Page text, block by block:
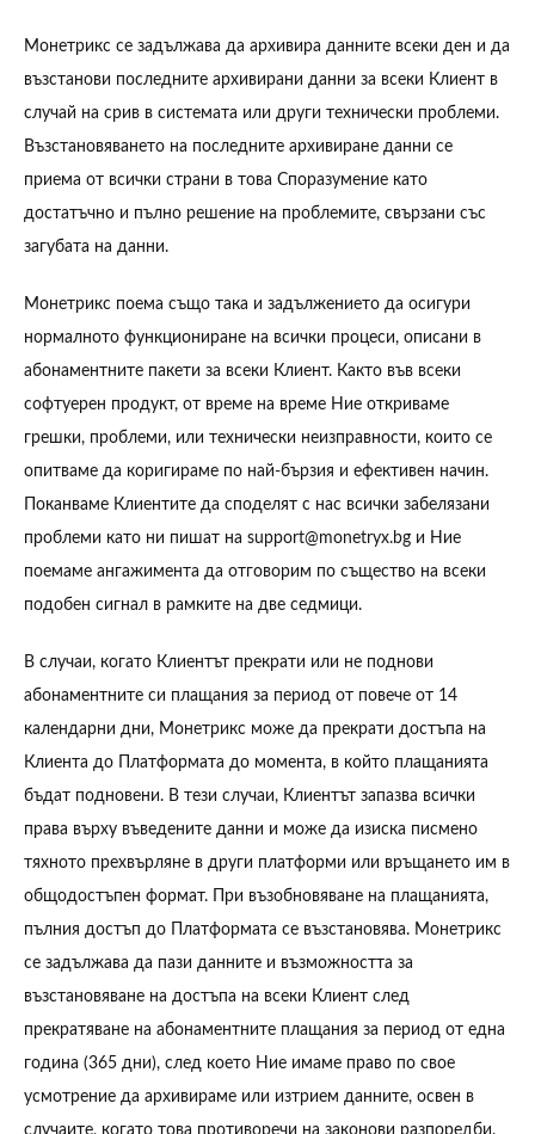
Монетрикс се задължава да архивира данните всеки ден и да
възстанови последните архивирани данни за всеки Клиент в
случай на срив в системата или други технически проблеми.
Възстановяването на последните архивиране данни се
приема от всички страни в това Споразумение като
достатъчно и пълно решение на проблемите, свързани със
загубата на данни.
Монетрикс поема също така и задължението да осигури
нормалното функциониране на всички процеси, описани в
абонаментните пакети за всеки Клиент. Както във всеки
софтуерен продукт, от време на време Ние откриваме
грешки, проблеми, или технически неизправности, които се
опитваме да коригираме по най-бързия и ефективен начин.
Поканваме Клиентите да споделят с нас всички забелязани
проблеми като ни пишат на support@monetryx.bg и Ние
поемаме ангажимента да отговорим по същество на всеки
подобен сигнал в рамките на две седмици.
В случаи, когато Клиентът прекрати или не поднови
абонаментните си плащания за период от повече от 14
календарни дни, Монетрикс може да прекрати достъпа на
Клиента до Платформата до момента, в който плащанията
бъдат подновени. В тези случаи, Клиентът запазва всички
права върху въведените данни и може да изиска писмено
тяхното прехвърляне в други платформи или връщането им в
общодостъпен формат. При възобновяване на плащанията,
пълния достъп до Платформата се възстановява. Монетрикс
се задължава да пази данните и възможността за
възстановяване на достъпа на всеки Клиент след
прекратяване на абонаментните плащания за период от една
година (365 дни), след което Ние имаме право по свое
усмотрение да архивираме или изтрием данните, освен в
случаите, когато това противоречи на законови разпоредби.